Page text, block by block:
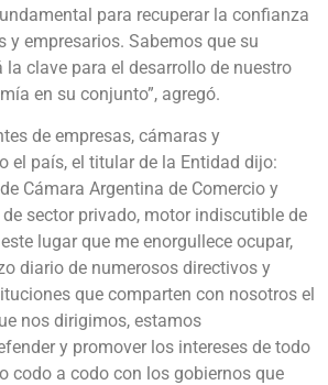
para recuperar la confianza
y empresarios. Sabemos que su
clave para el desarrollo de nuestro
en su conjunto”, agregó.
de empresas, cámaras y
el país, el titular de la Entidad dijo:
Cámara Argentina de Comercio y
sector privado, motor indiscutible de
lugar que me enorgullece ocupar,
diario de numerosos directivos y
que comparten con nosotros el
nos dirigimos, estamos
y promover los intereses de todo
codo a codo con los gobiernos que